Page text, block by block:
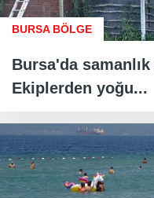
BURSA BÖLGE
Bursa'da
Ekiplerden yoğu...